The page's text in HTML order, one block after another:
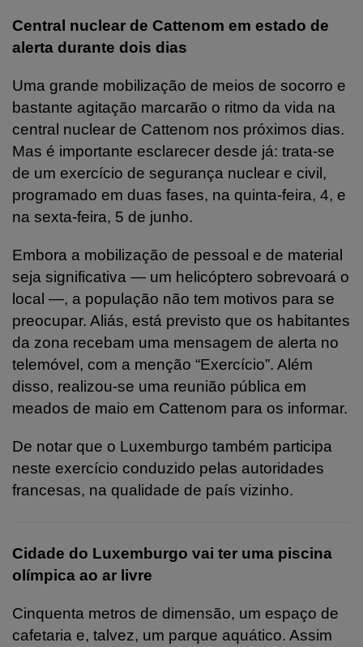
Central nuclear de Cattenom em estado de
alerta durante dois dias
Uma grande mobilização de meios de socorro e
bastante agitação marcarão o ritmo da vida na
central nuclear de Cattenom nos próximos dias.
Mas é importante esclarecer desde já: trata-se
de um exercício de segurança nuclear e civil,
programado em duas fases, na quinta-feira, 4, e
na sexta-feira, 5 de junho.
Embora a mobilização de pessoal e de material
seja significativa — um helicóptero sobrevoará o
local —, a população não tem motivos para se
preocupar. Aliás, está previsto que os habitantes
da zona recebam uma mensagem de alerta no
telemóvel, com a menção “Exercício”. Além
disso, realizou-se uma reunião pública em
meados de maio em Cattenom para os informar.
De notar que o Luxemburgo também participa
neste exercício conduzido pelas autoridades
francesas, na qualidade de país vizinho.
Cidade do Luxemburgo vai ter uma piscina
olímpica ao ar livre
Cinquenta metros de dimensão, um espaço de
cafetaria e, talvez, um parque aquático. Assim